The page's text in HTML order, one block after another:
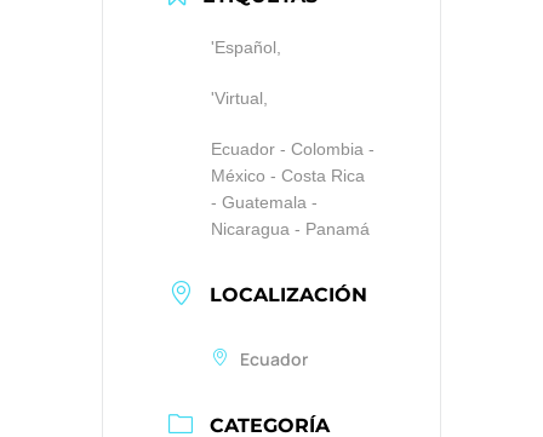
'Español,
'Virtual,
Ecuador - Colombia -
México - Costa Rica
- Guatemala -
Nicaragua - Panamá
LOCALIZACIÓN
Ecuador
CATEGORÍA